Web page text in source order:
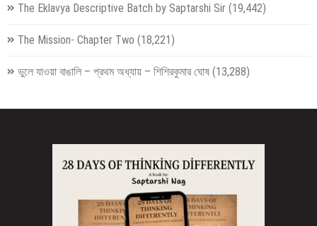
The Eklavya Descriptive Batch by Saptarshi Sir (19,442)
The Mission- Chapter Two (18,221)
ভুলে যাওয়া বাঙালি – প্রথম অধ্যায় – শিশিরকুমার ঘোষ (13,288)